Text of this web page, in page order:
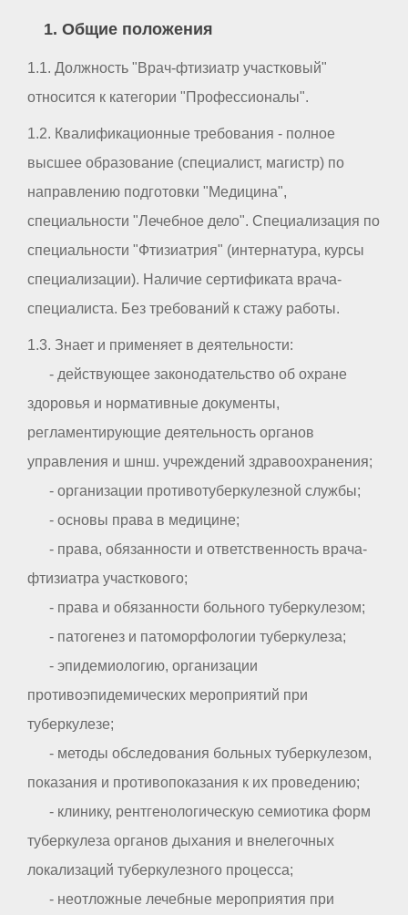
1. Общие положения
1.1. Должность "Врач-фтизиатр участковый"
относится к категории "Профессионалы".
1.2. Квалификационные требования - полное
высшее образование (специалист, магистр) по
направлению подготовки "Медицина",
специальности "Лечебное дело". Специализация по
специальности "Фтизиатрия" (интернатура, курсы
специализации). Наличие сертификата врача-
специалиста. Без требований к стажу работы.
1.3. Знает и применяет в деятельности:
- действующее законодательство об охране
здоровья и нормативные документы,
регламентирующие деятельность органов
управления и шнш. учреждений здравоохранения;
- организации противотуберкулезной службы;
- основы права в медицине;
- права, обязанности и ответственность врача-
фтизиатра участкового;
- права и обязанности больного туберкулезом;
- патогенез и патоморфологии туберкулеза;
- эпидемиологию, организации
противоэпидемических мероприятий при
туберкулезе;
- методы обследования больных туберкулезом,
показания и противопоказания к их проведению;
- клинику, рентгенологическую семиотика форм
туберкулеза органов дыхания и внелегочных
локализаций туберкулезного процесса;
- неотложные лечебные мероприятия при